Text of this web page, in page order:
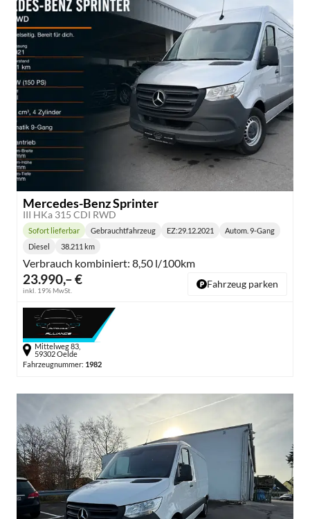
Mercedes-Benz Sprinter
III HKa 315 CDI RWD
23.990,– €
inkl. 19% MwSt.
Lieferzeit:
Sofort lieferbar Gebrauchtfahrzeug EZ:29.12.2021
Getriebe:
Autom. 9-Gang
Kraftstoff:
Diesel
Kilometerstand:
38.211 km
Verbrauch kombiniert: 8,50 l/100km
Fahrzeug parken
Mittelweg 83,
59302 Oelde
Fahrzeugnummer: 1982